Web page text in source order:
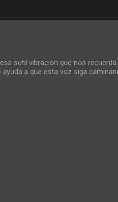
lo que digan, sino por lo cierto
sutil vibración que nos
a que esta voz siga